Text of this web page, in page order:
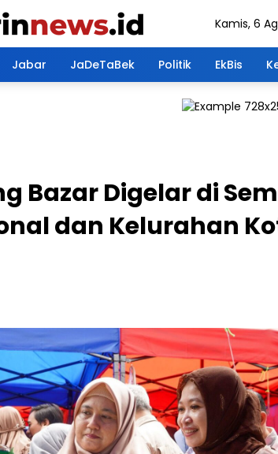
Kamis, 6
Jabar JaDeTaBek Politik EkBis
Bazar Digelar di
dan Kelurahan